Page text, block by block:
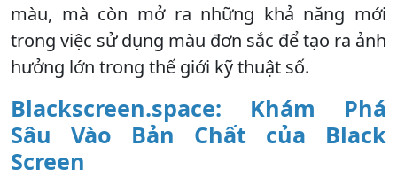
màu, mà còn mở ra những khả năng mới
trong việc sử dụng màu đơn sắc để tạo ra ảnh
hưởng lớn trong thế giới kỹ thuật số.
Blackscreen.space: Khám Phá
Sâu Vào Bản Chất của Black
Screen